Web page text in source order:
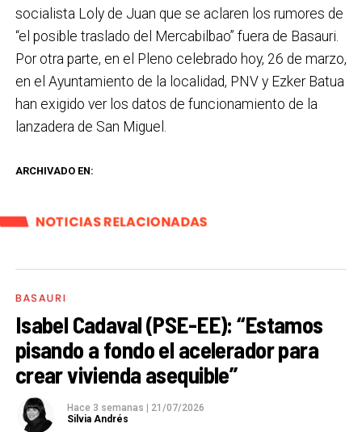
socialista Loly de Juan que se aclaren los rumores de
“el posible traslado del Mercabilbao” fuera de Basauri.
Por otra parte, en el Pleno celebrado hoy, 26 de marzo,
en el Ayuntamiento de la localidad, PNV y Ezker Batua
han exigido ver los datos de funcionamiento de la
lanzadera de San Miguel.
ARCHIVADO EN:
NOTICIAS RELACIONADAS
BASAURI
Isabel Cadaval (PSE-EE): “Estamos
pisando a fondo el acelerador para
crear vivienda asequible”
Hace 3 semanas
21/07/2026
Silvia Andrés